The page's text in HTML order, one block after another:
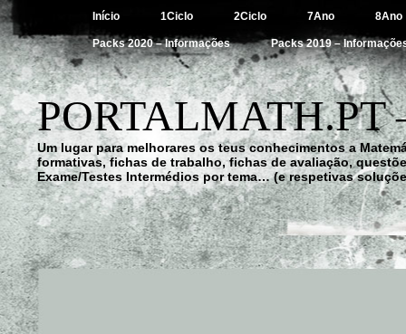
Início 1Ciclo 2Ciclo 7Ano 8Ano
Packs 2020 – Informações Packs 2019 –
Um lugar para melhorares os teus conhecimentos a
formativas, fichas de trabalho, fichas de avaliação,
Exame/Testes Intermédios por tema… (e respetivas